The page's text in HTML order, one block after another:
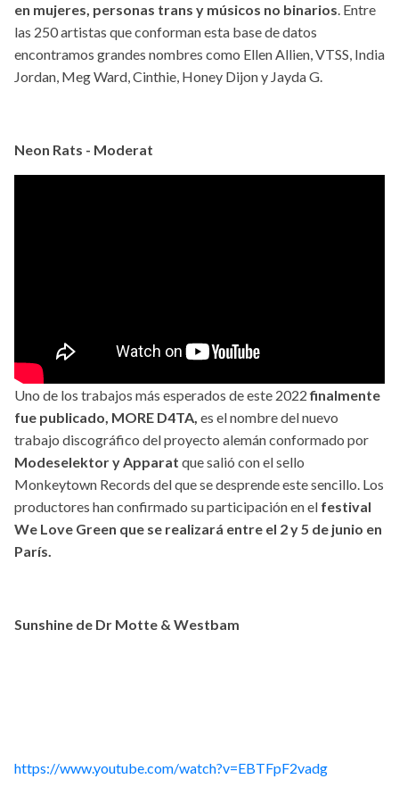
en mujeres, personas trans y músicos no binarios. Entre
las 250 artistas que conforman esta base de datos
encontramos grandes nombres como Ellen Allien, VTSS, India
Jordan, Meg Ward, Cinthie, Honey Dijon y Jayda G.
Neon Rats - Moderat
Uno de los trabajos más esperados de este 2022finalmente
fue publicado, MORE D4TA, es el nombre del nuevo
trabajo discográfico del proyecto alemán conformado por
Modeselektor y Apparat que salió con el sello
Monkeytown Records del que se desprende este sencillo. Los
productores han confirmado su participación en el festival
We Love Green que se realizará entre el 2 y 5 de junio en
París.
Sunshine de Dr Motte & Westbam
https://www.youtube.com/watch?v=EBTFpF2vadg